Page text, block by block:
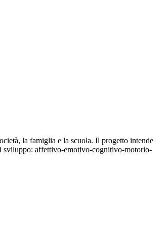
la famiglia e la scuola. Il progetto intende
sviluppo: affettivo-emotivo-cognitivo-motorio-